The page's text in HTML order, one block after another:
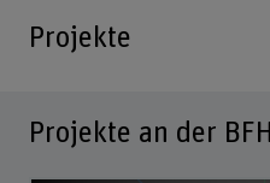
Projekte
Projekte an der BFH